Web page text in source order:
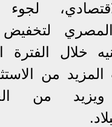
لجوء
المصري
خلال الفترة
من
ويزيد من